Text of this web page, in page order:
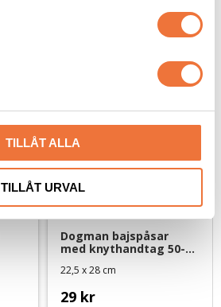
TILLÅT ALLA
TILLÅT URVAL
Dogman bajspåsar
med knythandtag 50-
22,5 x 28 cm
29 kr